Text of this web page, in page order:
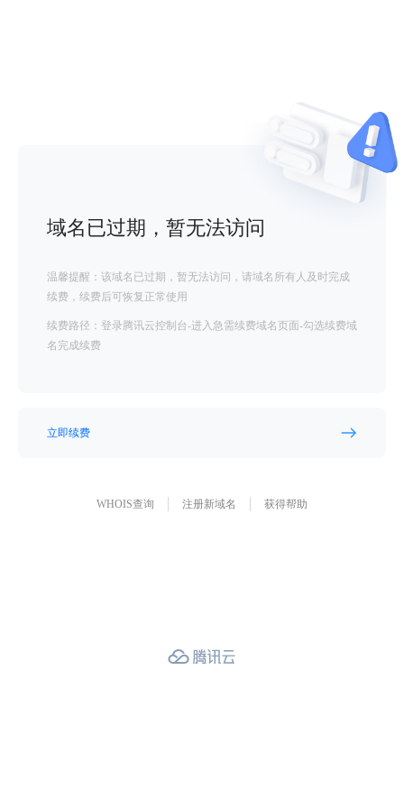
域名已过期，暂无法访问
温馨提醒：该域名已过期，暂无法访问，请域名所有人及时完成
续费，续费后可恢复正常使用
续费路径：登录腾讯云控制台-进入急需续费域名页面-勾选续费域
名完成续费
立即续费
WHOIS查询 注册新域名 获得帮助